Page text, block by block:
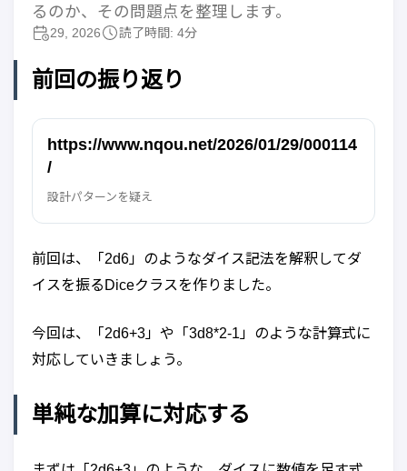
るのか、その問題点を整理します。
29, 2026 読了時間: 4分
前回の振り返り
https://www.nqou.net/2026/01/29/000114
/
設計パターンを疑え
前回は、「2d6」のようなダイス記法を解釈してダ
イスを振るDiceクラスを作りました。
今回は、「2d6+3」や「3d8*2-1」のような計算式に
対応していきましょう。
単純な加算に対応する